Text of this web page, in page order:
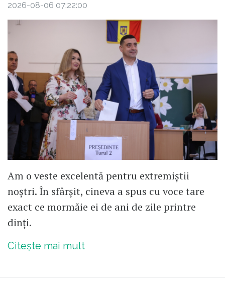
2026-08-06 07:22:00
Am o veste excelentă pentru extremiștii
noștri. În sfârșit, cineva a spus cu voce tare
exact ce mormăie ei de ani de zile printre
dinți.
Citește mai mult